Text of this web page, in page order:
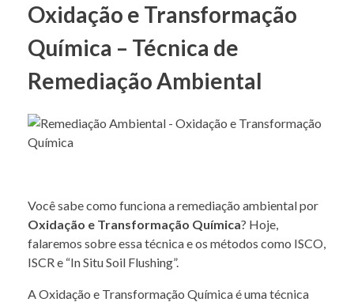
Oxidação e Transformação
Química – Técnica de
Remediação Ambiental
Você sabe como funciona a remediação ambiental por
Oxidação e Transformação Química? Hoje,
falaremos sobre essa técnica e os métodos como ISCO,
ISCR e “In Situ Soil Flushing”.
A Oxidação e Transformação Química é uma técnica